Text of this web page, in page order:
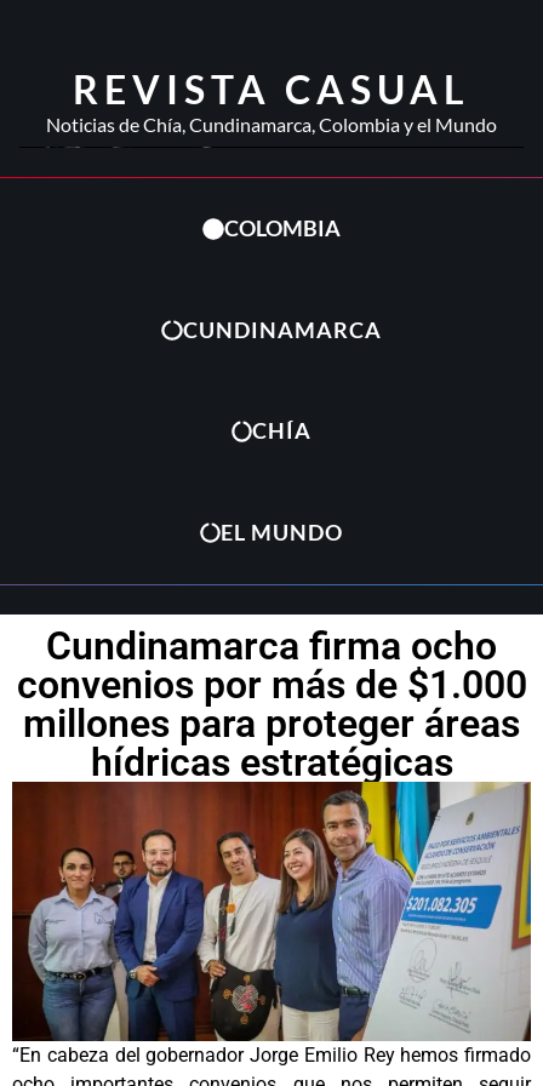
REVISTA CASUAL
Noticias de Chía, Cundinamarca, Colombia y el Mundo
COLOMBIA
CUNDINAMARCA
CHÍA
EL MUNDO
Cundinamarca firma ocho
convenios por más de $1.000
millones para proteger áreas
hídricas estratégicas
“En cabeza del gobernador Jorge Emilio Rey hemos firmado